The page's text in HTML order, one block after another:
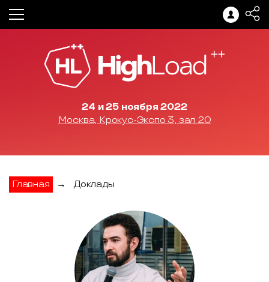
24 и 25 ноября 2022
Москва, Крокус-Экспо 3, зал 20
Главная → Доклады